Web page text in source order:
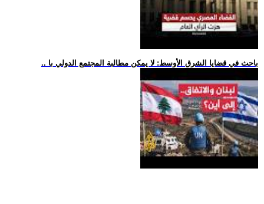
.. باحث في قضايا الشرق الأوسط: لا يمكن مطالبة المجتمع الدولي با